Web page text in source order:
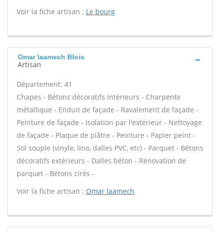
Voir la fiche artisan : Le bourg
Omar laamech Blois
Artisan
Département: 41
Chapes - Bétons décoratifs intérieurs - Charpente
métallique - Enduit de façade - Ravalement de façade -
Peinture de façade - Isolation par l'extérieur - Nettoyage
de façade - Plaque de plâtre - Peinture - Papier peint -
Sol souple (vinyle, lino, dalles PVC, etc) - Parquet - Bétons
décoratifs extérieurs - Dalles béton - Rénovation de
parquet - Bétons cirés -
Voir la fiche artisan : Omar laamech